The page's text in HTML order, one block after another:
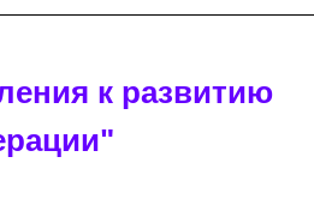
к развитию